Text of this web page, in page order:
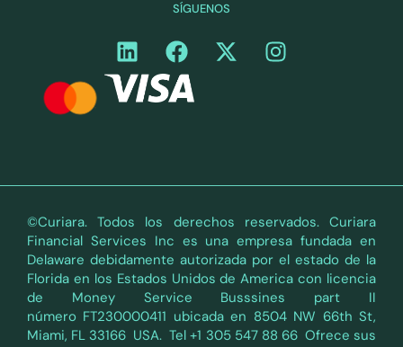
SÍGUENOS
©Curiara. Todos los derechos reservados. Curiara
Financial Services Inc es una empresa fundada en
Delaware debidamente autorizada por el estado de la
Florida en los Estados Unidos de America con licencia
de Money Service Busssines part II
número FT230000411 ubicada en 8504 NW 66th St,
Miami, FL 33166 USA. Tel +1 305 547 88 66 Ofrece sus